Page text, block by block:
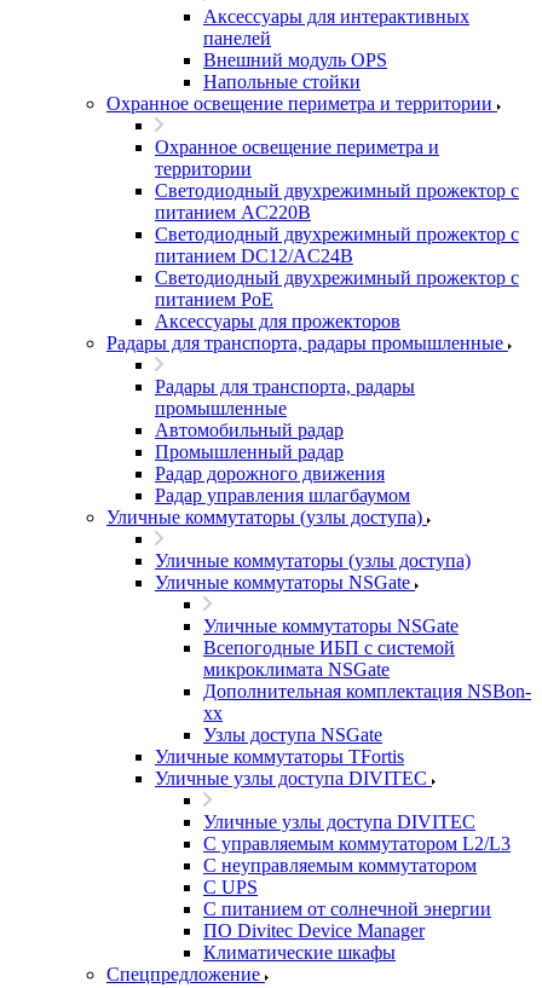
Аксессуары для интерактивных
панелей
Внешний модуль OPS
Напольные стойки
Охранное освещение периметра и территории
Охранное освещение периметра и
территории
Светодиодный двухрежимный прожектор с
питанием AC220В
Светодиодный двухрежимный прожектор с
питанием DC12/AC24В
Светодиодный двухрежимный прожектор с
питанием PoE
Аксессуары для прожекторов
Радары для транспорта, радары промышленные
Радары для транспорта, радары
промышленные
Автомобильный радар
Промышленный радар
Радар дорожного движения
Радар управления шлагбаумом
Уличные коммутаторы (узлы доступа)
Уличные коммутаторы (узлы доступа)
Уличные коммутаторы NSGate
Уличные коммутаторы NSGate
Всепогодные ИБП с системой
микроклимата NSGate
Дополнительная комплектация NSBon-
xx
Узлы доступа NSGate
Уличные коммутаторы TFortis
Уличные узлы доступа DIVITEC
Уличные узлы доступа DIVITEC
С управляемым коммутатором L2/L3
С неуправляемым коммутатором
С UPS
С питанием от солнечной энергии
ПО Divitec Device Manager
Климатические шкафы
Спецпредложение